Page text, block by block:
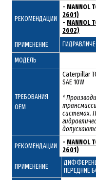
РЕКОМЕНДАЦИИ
- MANNOL
2601)
- MANNOL
2602)
ПРИМЕНЕНИЕ
МОДЕЛЬ
ТРЕБОВАНИЯ
ОЕМ
Caterpillar
SAE 10W
*
системах.
РЕКОМЕНДАЦИИ - MANNOL
2601)
ПРИМЕНЕНИЕ
ПЕРЕДНИЕ